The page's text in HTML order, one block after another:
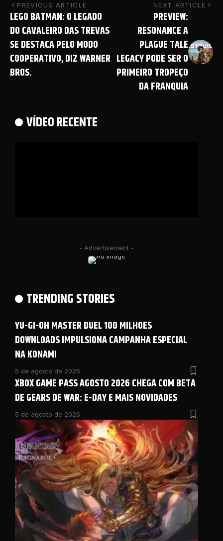
PREVIOUS ARTICLE
LEGO BATMAN: O LEGADO
DO CAVALEIRO DAS TREVAS
SE DESTACA PELO MODO
COOPERATIVO, DIZ WARNER
BROS.
NEXT ARTICLE
PREVIEW:
RESONANCE A
PLAGUE TALE
LEGACY PODE SER O
PRIMEIRO TROPEÇO
DA FRANQUIA
VÍDEO RECENTE
- Advertisement -
TRENDING STORIES
YU-GI-OH MASTER DUEL 100 MILHOES
DOWNLOADS IMPULSIONA CAMPANHA ESPECIAL
NA KONAMI
5 de agosto de 2026
XBOX GAME PASS AGOSTO 2026 CHEGA COM BETA
DE GEARS DE WAR: E-DAY E MAIS NOVIDADES
5 de agosto de 2026